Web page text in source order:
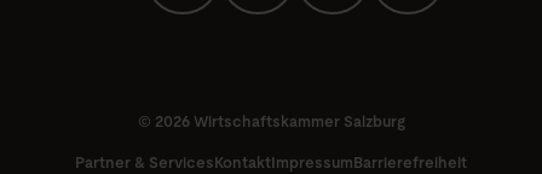
© 2026 Wirtschaftskammer Salzburg
Partner & ServicesKontaktImpressumBarrierefreiheit